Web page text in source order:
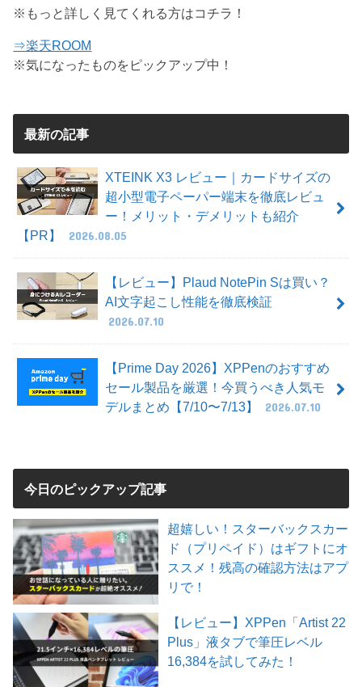
※もっと詳しく見てくれる方はコチラ！
⇒楽天ROOM
※気になったものをピックアップ中！
最新の記事
XTEINK X3 レビュー｜カードサイズの
超小型電子ペーパー端末を徹底レビュ
ー！メリット・デメリットも紹介
【PR】
2026.08.05
【レビュー】Plaud NotePin Sは買い？
AI文字起こし性能を徹底検証
2026.07.10
【Prime Day 2026】XPPenのおすすめ
セール製品を厳選！今買うべき人気モ
デルまとめ【7/10〜7/13】
2026.07.10
今日のピックアップ記事
超嬉しい！スターバックスカー
ド（プリペイド）はギフトにオ
ススメ！残高の確認方法はアプ
リで！
【レビュー】XPPen「Artist 22
Plus」液タブで筆圧レベル
16,384を試してみた！